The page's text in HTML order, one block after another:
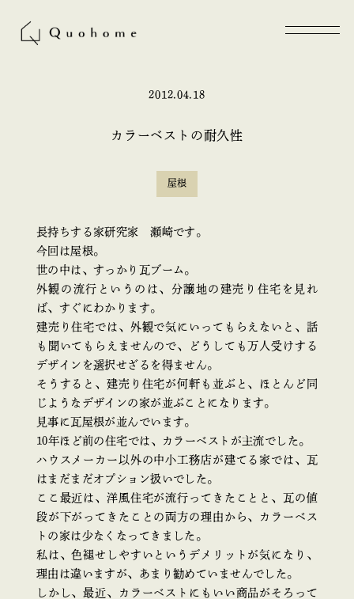
2012.04.18
カラーベストの耐久性
屋根
長持ちする家研究家 瀬崎です。
今回は屋根。
世の中は、すっかり瓦ブーム。
外観の流行というのは、分譲地の建売り住宅を見れ
ば、すぐにわかります。
建売り住宅では、外観で気にいってもらえないと、話
も聞いてもらえませんので、どうしても万人受けする
デザインを選択せざるを得ません。
そうすると、建売り住宅が何軒も並ぶと、ほとんど同
じようなデザインの家が並ぶことになります。
見事に瓦屋根が並んでいます。
10年ほど前の住宅では、カラーベストが主流でした。
ハウスメーカー以外の中小工務店が建てる家では、瓦
はまだまだオプション扱いでした。
ここ最近は、洋風住宅が流行ってきたことと、瓦の値
段が下がってきたことの両方の理由から、カラーベス
トの家は少なくなってきました。
私は、色褪せしやすいというデメリットが気になり、
理由は違いますが、あまり勧めていませんでした。
しかし、最近、カラーベストにもいい商品がそろって